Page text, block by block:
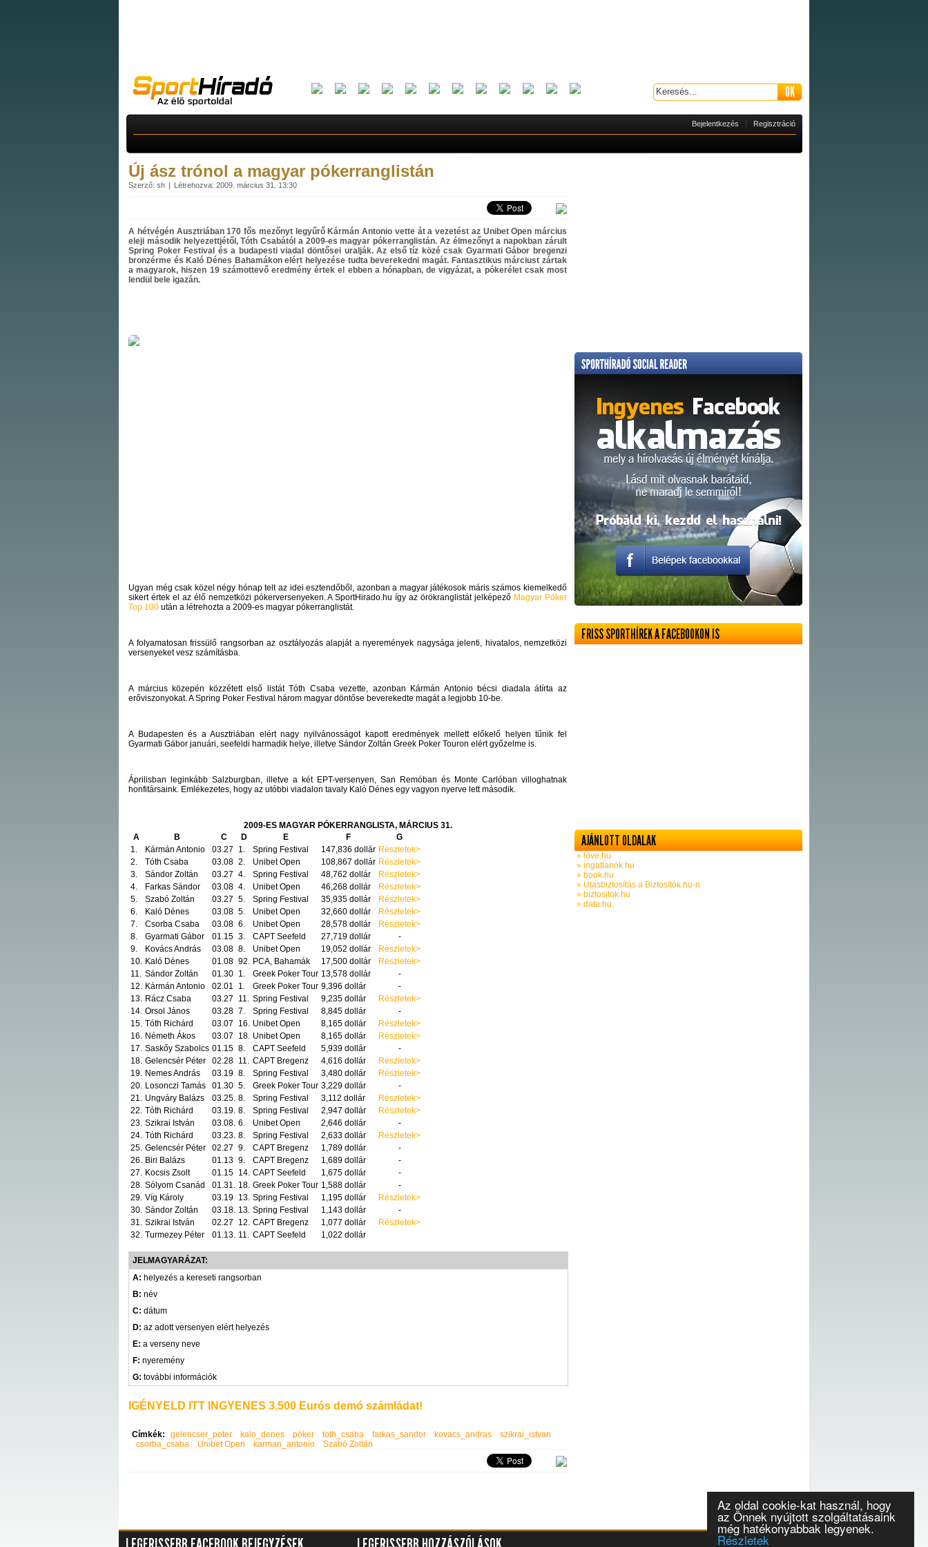
Az oldal cookie-kat használ, hogy
az Önnek nyújtott szolgáltatásaink
még hatékonyabbak legyenek.
Részletek
Bejelentkezés Regisztráció
Új ász trónol a magyar pókerranglistán
Szerző: sh Létrehozva: 2009. március 31. 13:30
A hétvégén Ausztriában 170 fős mezőnyt legyűrő Kármán Antonio vette át a vezetést az Unibet Open március
eleji második helyezettjétől, Tóth Csabától a 2009-es magyar pókerranglistán. Az élmezőnyt a napokban zárult
Spring Poker Festival és a budapesti viadal döntősei uralják. Az első tíz közé csak Gyarmati Gábor bregenzi
bronzérme és Kaló Dénes Bahamákon elért helyezése tudta beverekedni magát. Fantasztikus márciust zártak
a magyarok, hiszen 19 számottevő eredmény értek el ebben a hónapban, de vigyázat, a pókerélet csak most
lendül bele igazán.
Ugyan még csak közel négy hónap telt az idei esztendőből, azonban a magyar játékosok máris számos kiemelkedő
sikert értek el az élő nemzetközi pókerversenyeken. A SportHirado.hu így az örökranglistát jelképező Magyar Póker
Top 100 után a létrehozta a 2009-es magyar pókerranglistát.
A folyamatosan frissülő rangsorban az osztályozás alapját a nyeremények nagysága jelenti, hivatalos, nemzetközi
versenyeket vesz számításba.
A március közepén közzétett első listát Tóth Csaba vezette, azonban Kármán Antonio bécsi diadala átírta az
erőviszonyokat. A Spring Poker Festival három magyar döntőse beverekedte magát a legjobb 10-be.
A Budapesten és a Ausztriában elért nagy nyilvánosságot kapott eredmények mellett előkelő helyen tűnik fel
Gyarmati Gábor januári, seefeldi harmadik helye, illetve Sándor Zoltán Greek Poker Touron elért győzelme is.
Áprilisban leginkább Salzburgban, illetve a két EPT-versenyen, San Remóban és Monte Carlóban villoghatnak
honfitársaink. Emlékezetes, hogy az utóbbi viadalon tavaly Kaló Dénes egy vagyon nyerve lett második.
2009-ES MAGYAR PÓKERRANGLISTA, MÁRCIUS 31.
A
B C D E F
G
1.
Kármán Antonio 03.27 1. Spring Festival 147,836 dollár Részletek>
2.
Tóth Csaba 03.08 2. Unibet Open 108,867 dollár Részletek>
3.
Sándor Zoltán 03.27 4. Spring Festival 48,762 dollár
Részletek>
4.
Farkas Sándor 03.08 4. Unibet Open 46,268 dollár
Részletek>
5.
Szabó Zoltán 03.27 5. Spring Festival 35,935 dollár
Részletek>
6.
Kaló Dénes 03.08 5. Unibet Open 32,660 dollár
Részletek>
7.
Csorba Csaba 03.08 6. Unibet Open 28,578 dollár
Részletek>
8.
Gyarmati Gábor 01.15 3. CAPT Seefeld 27,719 dollár
-
9.
Kovács András 03.08 8. Unibet Open 19,052 dollár
Részletek>
10. Kaló Dénes 01.08 92. PCA, Bahamák 17,500 dollár
Részletek>
11. Sándor Zoltán 01.30 1. Greek Poker Tour 13,578 dollár
-
12. Kármán Antonio 02.01 1. Greek Poker Tour 9,396 dollár
-
13. Rácz Csaba 03.27 11. Spring Festival 9,235 dollár
Részletek>
14. Orsol János 03.28 7. Spring Festival 8,845 dollár
-
15. Tóth Richárd 03.07 16. Unibet Open 8,165 dollár
Részletek>
16. Németh Ákos 03.07 18. Unibet Open 8,165 dollár
Részletek>
17. Saskőy Szabolcs 01.15 8. CAPT Seefeld 5,939 dollár
-
18. Gelencsér Péter 02.28 11. CAPT Bregenz 4,616 dollár
Részletek>
19. Nemes András 03.19 8. Spring Festival 3,480 dollár
Részletek>
20. Losonczi Tamás 01.30 5. Greek Poker Tour 3,229 dollár
-
21. Ungváry Balázs 03.25. 8. Spring Festival 3,112 dollár
Részletek>
22. Tóth Richárd 03.19. 8. Spring Festival 2,947 dollár
Részletek>
23. Szikrai István 03.08. 6. Unibet Open 2,646 dollár
-
24. Tóth Richárd 03.23. 8. Spring Festival 2,633 dollár
Részletek>
25. Gelencsér Péter 02.27 9. CAPT Bregenz 1,789 dollár
-
26. Biri Balázs 01.13 9. CAPT Bregenz 1,689 dollár
-
27. Kocsis Zsolt 01.15 14. CAPT Seefeld 1,675 dollár
-
28. Sólyom Csanád 01.31. 18. Greek Poker Tour 1,588 dollár
-
29. Víg Károly 03.19 13. Spring Festival 1,195 dollár
Részletek>
30. Sándor Zoltán 03.18. 13. Spring Festival 1,143 dollár
-
31. Szikrai István 02.27 12. CAPT Bregenz 1,077 dollár
Részletek>
32. Turmezey Péter 01.13. 11. CAPT Seefeld 1,022 dollár
JELMAGYARÁZAT:
A: helyezés a kereseti rangsorban
B: név
C: dátum
D: az adott versenyen elért helyezés
E: a verseny neve
F: nyeremény
G: további információk
IGÉNYELD ITT INGYENES 3.500 Eurós demó számládat!
Címkék: gelencser_peter kalo_denes póker toth_csaba farkas_sandor kovacs_andras
szikrai_istvan
csorba_csaba
Unibet Open karman_antonio Szabó Zoltán
FRISS SPORTHÍREK A FACEBOOKON IS
AJÁNLOTT OLDALAK
» love.hu
» ingatlanok.hu
» book.hu
» Utasbiztosítás a Biztosítók.hu-n
» biztositok.hu
» data.hu